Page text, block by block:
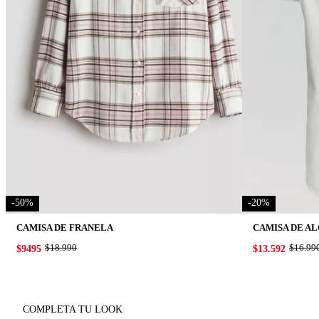
-50%
CAMISA DE FRANELA
ORIGINAL PRICE:
$18.990
PRICE:
$9495
-20%
CAMISA DE
PRICE:
$13.592
COMPLETA TU LOOK